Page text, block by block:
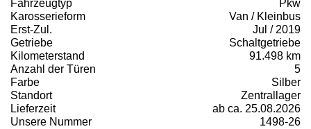
Fahrzeugtyp
Pkw
Karosserieform
Van / Kleinbus
Erst-Zul.
Jul / 2019
Getriebe
Schaltgetriebe
Kilometerstand
91.498 km
Anzahl der Türen
5
Farbe
Silber
Standort
Zentrallager
Lieferzeit
ab ca. 25.08.2026
Unsere Nummer
1498-26